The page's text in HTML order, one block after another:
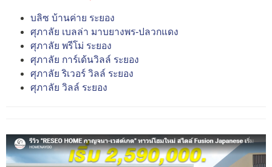
บลิซ บ้านค่าย ระยอง
ศุภาลัย เบลล่า มาบยางพร-ปลวกแดง
ศุภาลัย พรีโม่ ระยอง
ศุภาลัย การ์เด้นวิลล์ ระยอง
ศุภาลัย ริเวอร์ วิลล์ ระยอง
ศุภาลัย วิลล์ ระยอง